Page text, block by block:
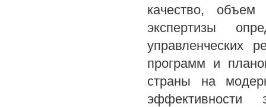
качество,
экспертизы
управленческих
программ и
страны на
эффективности